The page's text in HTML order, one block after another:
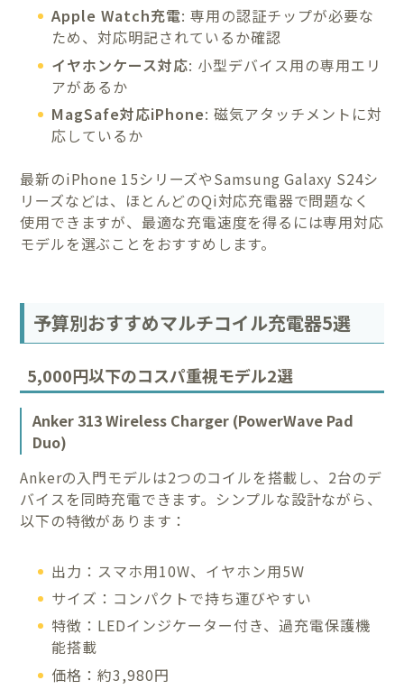
Apple Watch充電: 専用の認証チップが必要な
ため、対応明記されているか確認
イヤホンケース対応: 小型デバイス用の専用エリ
アがあるか
MagSafe対応iPhone: 磁気アタッチメントに対
応しているか
最新のiPhone 15シリーズやSamsung Galaxy S24シ
リーズなどは、ほとんどのQi対応充電器で問題なく
使用できますが、最適な充電速度を得るには専用対応
モデルを選ぶことをおすすめします。
予算別おすすめマルチコイル充電器5選
5,000円以下のコスパ重視モデル2選
Anker 313 Wireless Charger (PowerWave Pad
Duo)
Ankerの入門モデルは2つのコイルを搭載し、2台のデ
バイスを同時充電できます。シンプルな設計ながら、
以下の特徴があります：
出力：スマホ用10W、イヤホン用5W
サイズ：コンパクトで持ち運びやすい
特徴：LEDインジケーター付き、過充電保護機
能搭載
価格：約3,980円